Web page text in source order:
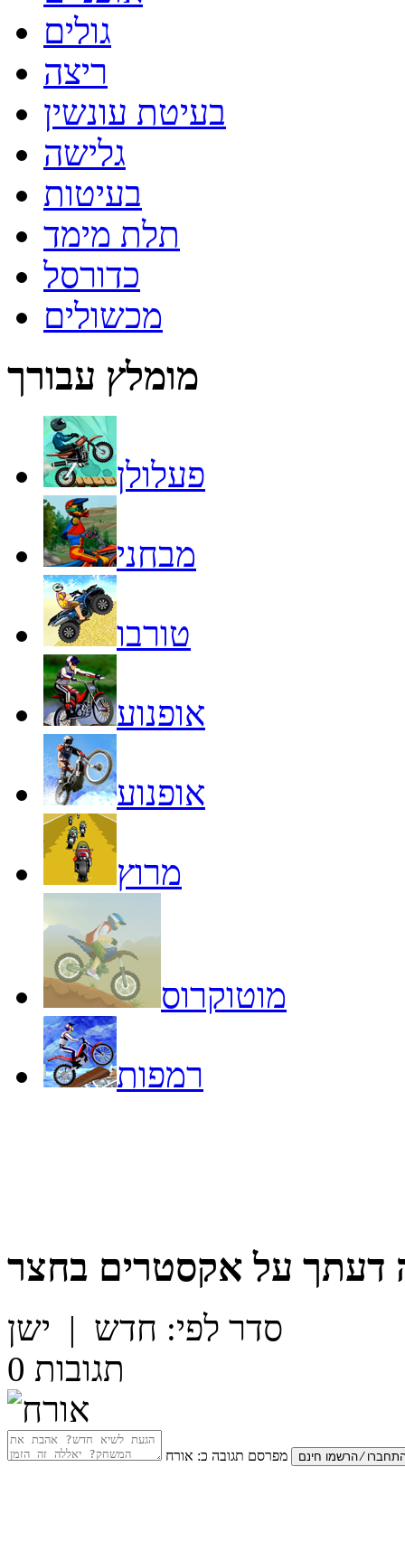
גולים
ריצה
בעיטת עונשין
גלישה
בעיטות
תלת מימד
כדורסל
מכשולים
מומלץ עבורך
פעלולן
מבחני
טורבו
אופנוע
אופנוע
מרוץ
מוטוקרוס
רמפות
דעתך על אקסטרים בחצר
סדר לפי: חדש | ישן
0 תגובות
מפרסם תגובה כ: אורח